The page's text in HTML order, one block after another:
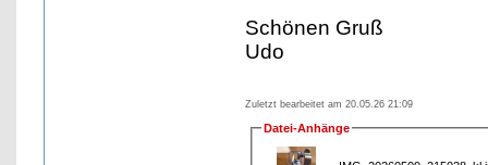
Schönen Gruß
Udo
Zuletzt bearbeitet am 20.05.26 21:09
Datei-Anhänge